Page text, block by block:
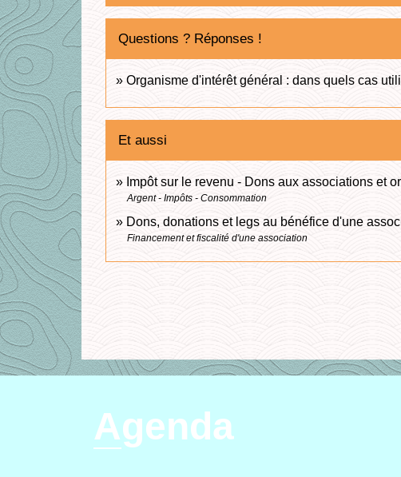
Questions ? Réponses !
Organisme d'intérêt général : dans quels cas
Et aussi
Impôt sur le revenu - Dons aux associations et
Argent - Impôts - Consommation
Dons, donations et legs au bénéfice d'une
Financement et fiscalité d'une association
Agenda